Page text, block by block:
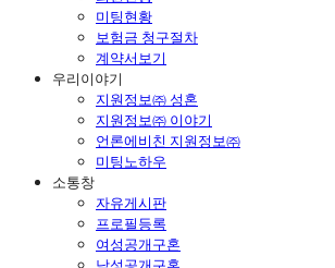
미팅현황
보험금 청구절차
계약서보기
우리이야기
지원정보㈜ 성혼
지원정보㈜ 이야기
언론에비친 지원정보㈜
미팅노하우
소통창
자유게시판
프로필등록
여성공개구혼